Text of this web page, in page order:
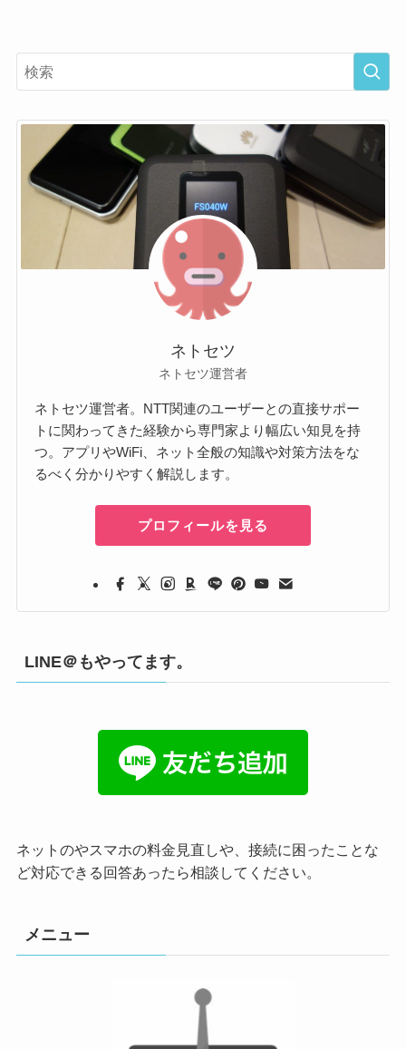
ネトセツ
ネトセツ運営者
ネトセツ運営者。NTT関連のユーザーとの直接サポー
トに関わってきた経験から専門家より幅広い知見を持
つ。アプリやWiFi、ネット全般の知識や対策方法をな
るべく分かりやすく解説します。
プロフィールを見る
LINE＠もやってます。
ネットのやスマホの料金見直しや、接続に困ったことな
ど対応できる回答あったら相談してください。
メニュー